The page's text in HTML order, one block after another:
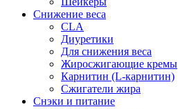
Снижение веса
CLA
Диуретики
Для снижения веса
Жиросжигающие кремы
Карнитин (L-карнитин)
Сжигатели жира
Снэки и питание